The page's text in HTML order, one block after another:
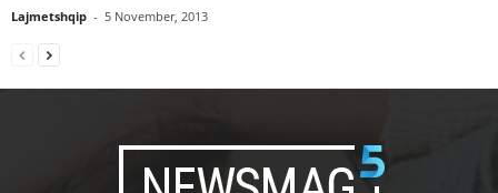
Lajmetshqip - 5 November, 2013